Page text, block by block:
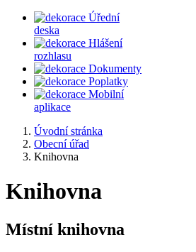
Úřední
deska
Hlášení
rozhlasu
Dokumenty
Poplatky
Mobilní
aplikace
Úvodní stránka
Obecní úřad
Knihovna
Knihovna
Místní knihovna